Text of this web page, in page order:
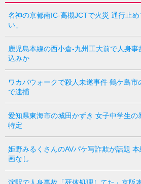
名神の京都南IC-高槻JCTで火災 通行止
い」
鹿児島本線の西小倉-九州工大前で人身
込みか
ワカバウォークで殺人未遂事件 鶴ケ島
で逮捕
愛知県東海市の城田かずき 女子中学生の
特定
姫野みるくさんのAVパケ写詐欺が話題
画なし